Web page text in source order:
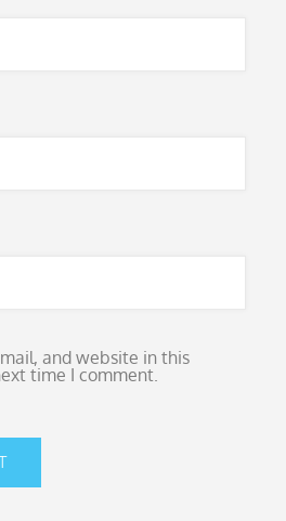
and website in this
time I comment.